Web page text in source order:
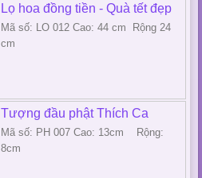
Lọ hoa đồng tiền - Quà tết đẹp
Mã số: LO 012 Cao: 44 cm Rộng 24
cm
Tượng đầu phật Thích Ca
Mã số: PH 007 Cao: 13cm Rộng:
8cm